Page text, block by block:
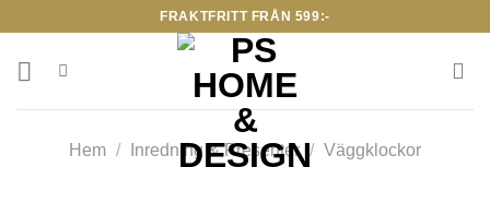
content
FRAKTFRITT FRÅN 599:-
Hem / Inredning & Presenter / Väggklockor